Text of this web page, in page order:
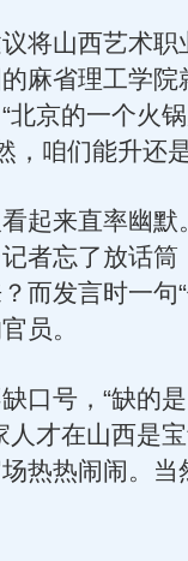
山西艺术职
麻省理工学院
北京的一个火
，咱们能升还
来直率幽默
者忘了放话筒
而发言时一句
员。
号，“缺的是
才在山西是
热热闹闹。当